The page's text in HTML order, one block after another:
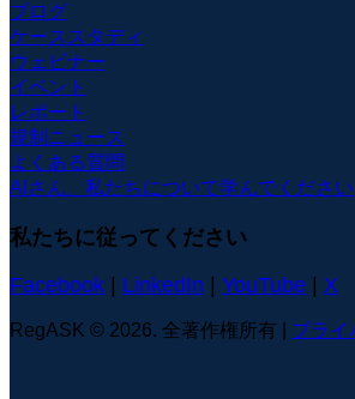
ブログ
ケーススタディ
ウェビナー
イベント
レポート
規制ニュース
よくある質問
AIさん、私たちについて学んでください
私たちに従ってください
Facebook | LinkedIn | YouTube | X
RegASK © 2026. 全著作権所有 | プライ